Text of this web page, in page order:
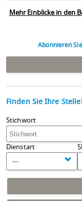
Mehr Einblicke in den
Abonnieren
Finden Sie Ihre
Stichwort
Dienstart
---